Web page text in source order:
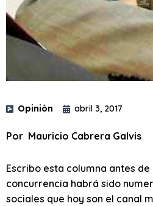
Opinión abril 3, 2017
Por Mauricio Cabrera Galvis
Escribo esta columna antes
concurrencia habrá sido
sociales que hoy son el canal